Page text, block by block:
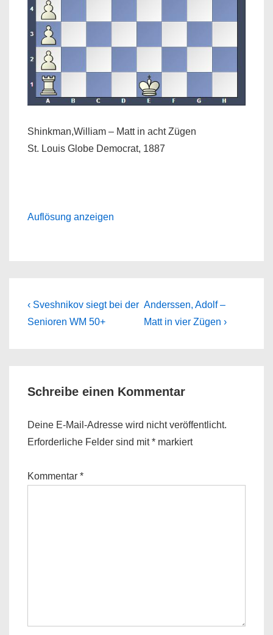
Shinkman,William – Matt in acht Zügen
St. Louis Globe Democrat, 1887
Auflösung anzeigen
Beitragsnavigation
Previous
Post
‹ Sveshnikov siegt bei der
Senioren WM 50+
Next
Post
Anderssen, Adolf –
Matt in vier Zügen ›
Schreibe einen Kommentar
Deine E-Mail-Adresse wird nicht veröffentlicht.
Erforderliche Felder sind mit* markiert
Kommentar *